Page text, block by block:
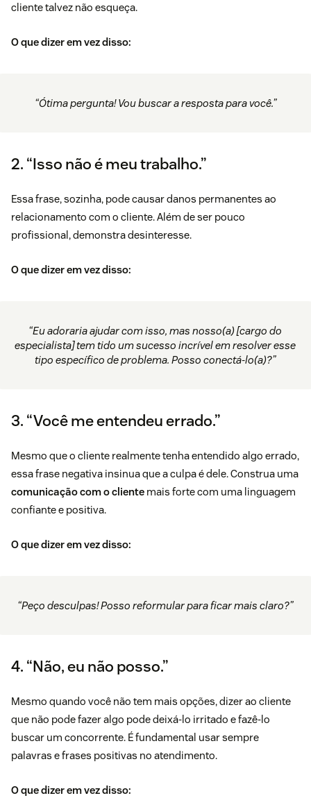
cliente talvez não esqueça.
O que dizer em vez disso:
“Ótima pergunta! Vou buscar a resposta para você.”
2. “Isso não é meu trabalho.”
Essa frase, sozinha, pode causar danos permanentes ao
relacionamento com o cliente. Além de ser pouco
profissional, demonstra desinteresse.
O que dizer em vez disso:
“Eu adoraria ajudar com isso, mas nosso(a) [cargo do
especialista] tem tido um sucesso incrível em resolver esse
tipo específico de problema. Posso conectá-lo(a)?”
3. “Você me entendeu errado.”
Mesmo que o cliente realmente tenha entendido algo errado,
essa frase negativa insinua que a culpa é dele. Construa uma
comunicação com o cliente mais forte com uma linguagem
confiante e positiva.
O que dizer em vez disso:
“Peço desculpas! Posso reformular para ficar mais claro?”
4. “Não, eu não posso.”
Mesmo quando você não tem mais opções, dizer ao cliente
que não pode fazer algo pode deixá-lo irritado e fazê-lo
buscar um concorrente. É fundamental usar sempre
palavras e frases positivas no atendimento.
O que dizer em vez disso: